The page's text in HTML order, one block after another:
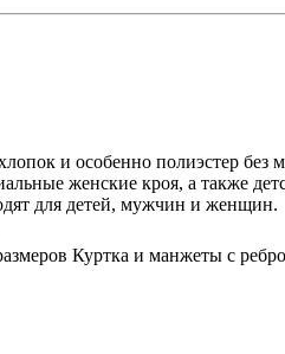
и особенно полиэстер
женские кроя, а также
для детей, мужчин и женщин.
Куртка и манжеты с